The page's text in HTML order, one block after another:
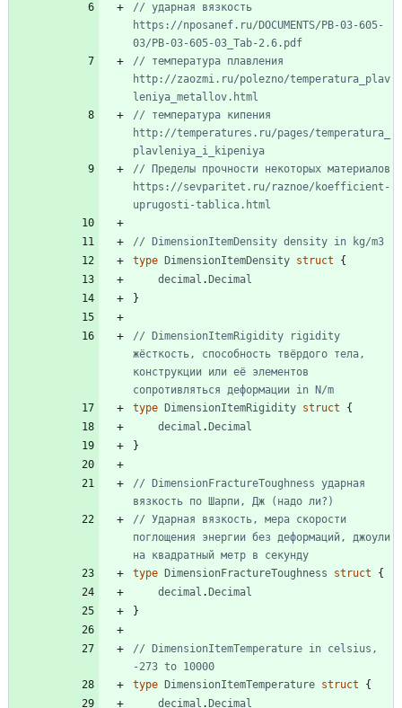
// ударная вязкость
https://nposanef.ru/DOCUMENTS/PB-03-605-
03/PB-03-605-03_Tab-2.6.pdf
// температура плавления
http://zaozmi.ru/polezno/temperatura_plav
leniya_metallov.html
// температура кипения
http://temperatures.ru/pages/temperatura_
plavleniya_i_kipeniya
// Пределы прочности некоторых материалов
https://sevparitet.ru/raznoe/koefficient-
uprugosti-tablica.html
// DimensionItemDensity density in kg/m3
type
DimensionItemDensity struct
{
decimal . Decimal
}
// DimensionItemRigidity rigidity
жёсткость, способность твёрдого тела,
конструкции или её элементов
сопротивляться деформации in N/m
type
DimensionItemRigidity struct
{
decimal . Decimal
}
// DimensionFractureToughness ударная
вязкость по Шарпи, Дж (надо ли?)
// Ударная вязкость, мера скорости
поглощения энергии без деформаций, джоули
на квадратный метр в секунду
type
DimensionFractureToughness struct
{
decimal . Decimal
}
// DimensionItemTemperature in celsius,
-273 to 10000
type
DimensionItemTemperature struct
{
decimal . Decimal